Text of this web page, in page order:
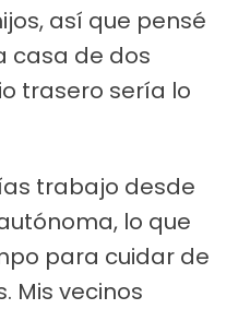
así que pensé
casa de dos
trasero sería lo
trabajo desde
lo que
para cuidar de
Mis vecinos